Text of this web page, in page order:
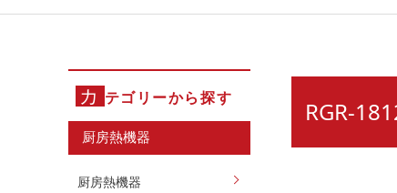
カ テゴリーから探す
厨房熱機器
厨房熱機器
RGR-